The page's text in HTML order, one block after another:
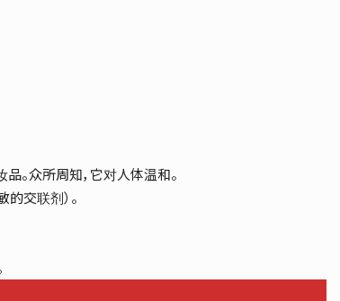
。众所周知，它对人体温和。
交联剂）。